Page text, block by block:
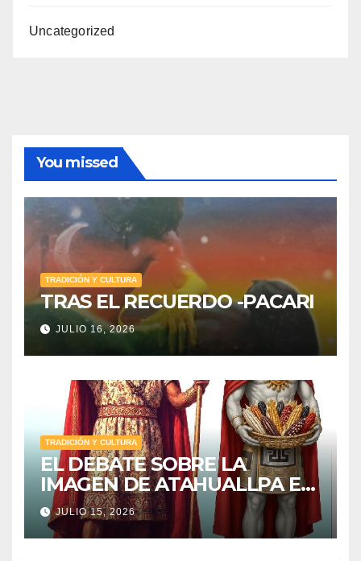
Uncategorized
You missed
TRADICIÓN Y CULTURA
TRAS EL RECUERDO -PACARI
JULIO 16, 2026
TRADICIÓN Y CULTURA
EL DEBATE SOBRE LA
IMAGEN DE ATAHUALLPA EN
IBARRA
JULIO 15, 2026